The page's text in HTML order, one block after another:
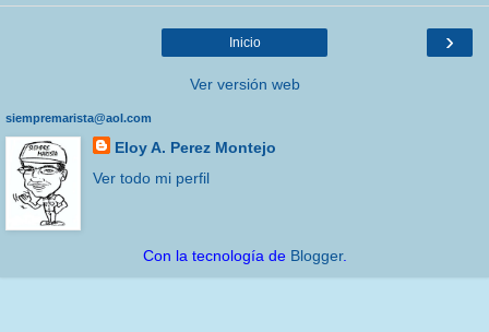
›
Inicio
Ver versión web
siempremarista@aol.com
Eloy A. Perez Montejo
Ver todo mi perfil
Con la tecnología de Blogger.